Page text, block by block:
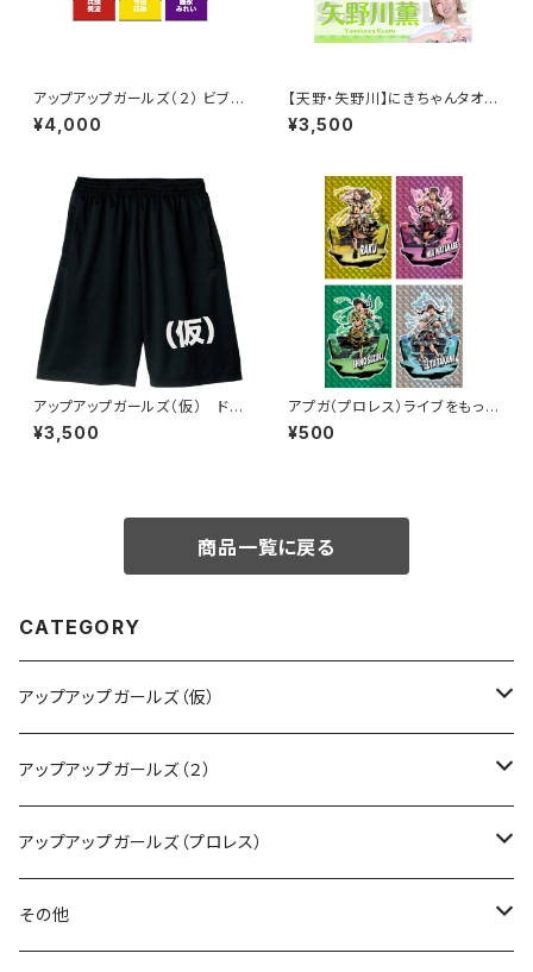
アップアップガールズ（２） ビブス
2026ver.
¥4,000
【天野・矢野川】にきちゃんタオル
2026ver.
¥3,500
アップアップガールズ（仮） ドラ
イハーフパンツ
¥3,500
アプガ（プロレス）ライブをもっと
ラビュモット! メインビジュアルイ
ラストホログラムステッカー
¥500
商品一覧に戻る
CATEGORY
アップアップガールズ（仮）
CD・DVD・Blu-ray
Tシャツ
other
アップアップガールズ（２）
Blu-ray
Tシャツ
アップアップガールズ（プロレス）
Tシャツ
その他